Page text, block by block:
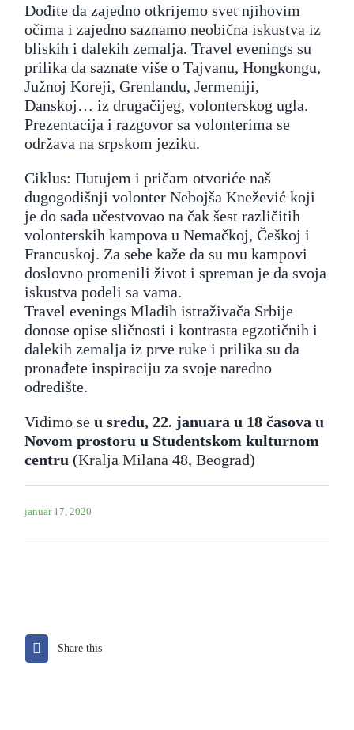
Dođite da zajedno otkrijemo svet njihovim
očima i zajedno saznamo neobična iskustva iz
bliskih i dalekih zemalja. Travel evenings su
prilika da saznate više o Tajvanu, Hongkongu,
Južnoj Koreji, Grenlandu, Jermeniji,
Danskoj… iz drugačijeg, volonterskog ugla.
Prezentacija i razgovor sa volonterima se
održava na srpskom jeziku.
Ciklus: Пutujem i pričam otvoriće naš
dugogodišnji volonter Nebojša Knežević koji
je do sada učestvovao na čak šest različitih
volonterskih kampova u Nemačkoj, Češkoj i
Francuskoj. Za sebe kaže da su mu kampovi
doslovno promenili život i spreman je da svoja
iskustva podeli sa vama.
Travel evenings Mladih istraživača Srbije
donose opise sličnosti i kontrasta egzotičnih i
dalekih zemalja iz prve ruke i prilika su da
pronađete inspiraciju za svoje naredno
odredište.
Vidimo seu sredu, 22. januara u 18 časova u
Novom prostoru u Studentskom kulturnom
centru (Kralja Milana 48, Beograd)
januar 17, 2020
Share this